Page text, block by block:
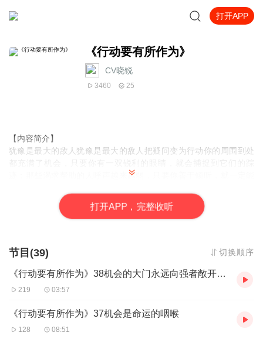
打开APP
《行动要有所作为》
CV晓锐
3460 25
【内容简介】
犹豫是最大的敌人犹豫是最大的敌人把疑问变为行动你的周围到处
迹；那些渴求帮助的人呼声越来越弱，只要你善于倾听，就一定能
有一颗仁爱之心；高尚的事业就徘徊在你的周围，只要你伸出自己
的手，就永远有机会去开创。
打开APP，完整收听
节目(39) 切换顺序
《行动要有所作为》38机会的大门永远向强者敞开（完）
219 03:57
《行动要有所作为》37机会是命运的咽喉
128 08:51